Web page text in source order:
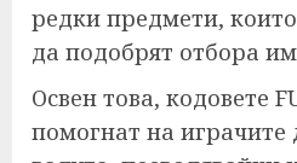
редки предмети,
да подобрят отбора
Освен това, кодовете
помогнат на играчите